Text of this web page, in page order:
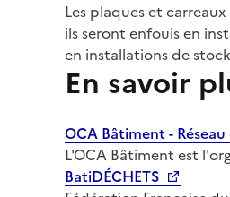
Les plaques et
ils seront enfouis en
en installations de
En savoir
OCA Bâtiment -
L'OCA Bâtiment est
BatiDÉCHETS